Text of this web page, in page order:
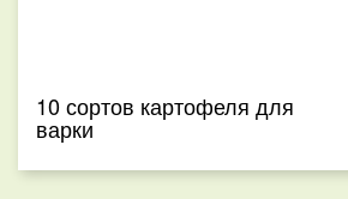
10 сортов картофеля для
варки